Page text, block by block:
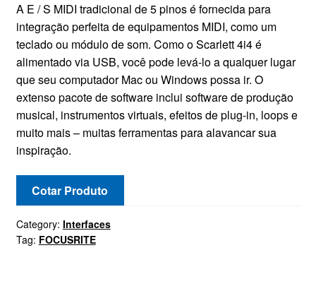
A E / S MIDI tradicional de 5 pinos é fornecida para
integração perfeita de equipamentos MIDI, como um
teclado ou módulo de som. Como o Scarlett 4i4 é
alimentado via USB, você pode levá-lo a qualquer lugar
que seu computador Mac ou Windows possa ir. O
extenso pacote de software inclui software de produção
musical, instrumentos virtuais, efeitos de plug-in, loops e
muito mais – muitas ferramentas para alavancar sua
inspiração.
Cotar Produto
Category: Interfaces
Tag: FOCUSRITE